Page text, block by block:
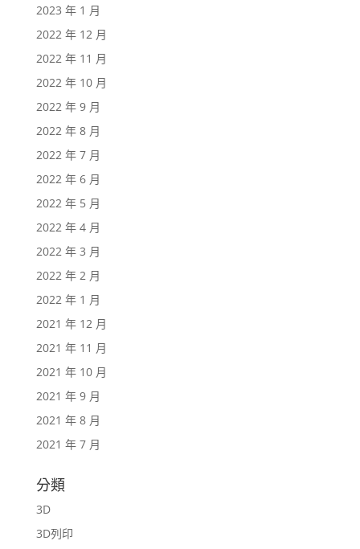
2023 年 1 月
2022 年 12 月
2022 年 11 月
2022 年 10 月
2022 年 9 月
2022 年 8 月
2022 年 7 月
2022 年 6 月
2022 年 5 月
2022 年 4 月
2022 年 3 月
2022 年 2 月
2022 年 1 月
2021 年 12 月
2021 年 11 月
2021 年 10 月
2021 年 9 月
2021 年 8 月
2021 年 7 月
分類
3D
3D列印